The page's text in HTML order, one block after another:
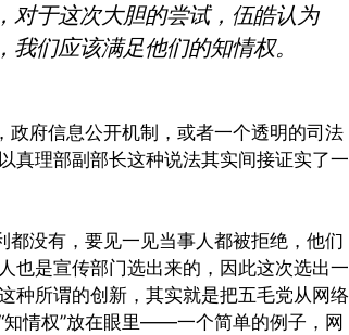
对于这次大胆的尝试，伍皓认为
们应该满足他们的知情权。
政府信息公开机制，或者一个透明的司法
真理部副部长这种说法其实间接证实了一
都没有，要见一见当事人都被拒绝，他们
也是宣传部门选出来的，因此这次选出一
种所谓的创新，其实就是把五毛党从网络
知情权”放在眼里——一个简单的例子，网